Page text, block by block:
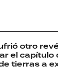
otro
el capítulo
tierras a